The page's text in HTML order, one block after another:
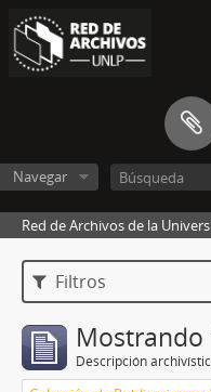
Navegar
Red de Archivos de la
Filtros
Mostrando
Descripción